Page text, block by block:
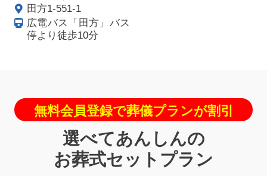
田方1-551-1
広電バス「田方」バス
停より徒歩10分
無料会員登録で葬儀プランが割引
選べてあんしんの
お葬式セットプラン